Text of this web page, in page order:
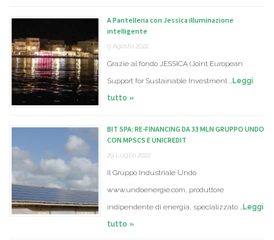
A Pantelleria con Jessica illuminazione
intelligente
9 Agosto 2022
Grazie al fondo JESSICA (Joint European
Support for Sustainable Investment …Leggi
tutto »
BIT SPA: RE-FINANCING DA 33 MLN GRUPPO UNDO
CON MPSCS E UNICREDIT
29 Luglio 2022
Il Gruppo Industriale Undo
www.undoenergie.com, produttore
indipendente di energia, specializzato …Leggi
tutto »